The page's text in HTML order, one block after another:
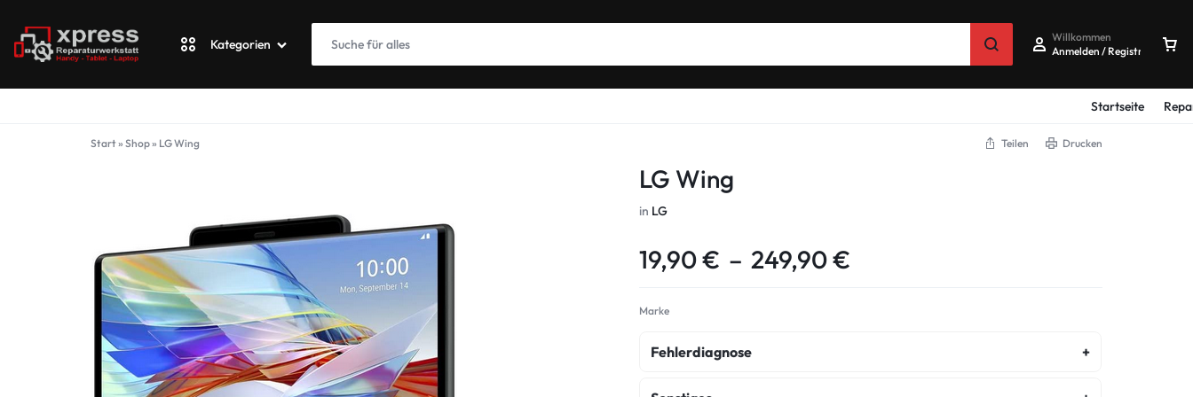
XPRESSWERKSTATT
Kategorien
Fairphone
ASUS Phone
Honor
Willkommen
Anmelden / Registrieren
Startseite
Start» Shop» LG Wing Teilen Drucken
LG Wing
in LG
19,90€ – 249,90€
Marke
Fehlerdiagnose
fehlerdiagnose